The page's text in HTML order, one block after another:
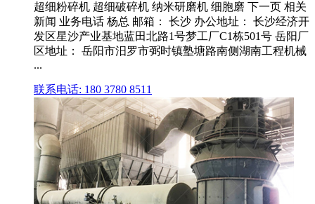
超细粉碎机 超细破碎机 纳米研磨机 细胞磨 下一页 相关
新闻 业务电话 杨总 邮箱： 长沙 办公地址： 长沙经济开
发区星沙产业基地蓝田北路1号梦工厂C1栋501号 岳阳厂
区地址： 岳阳市汨罗市弼时镇塾塘路南侧湖南工程机械
...
联系电话: 180 3780 8511